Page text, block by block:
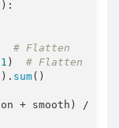
):
# Flatten
1 ) # Flatten
sum()
+ smooth) /